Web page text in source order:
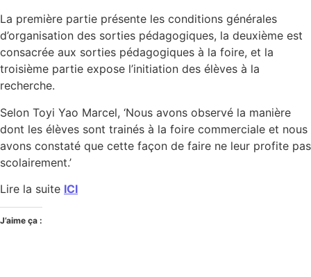
La première partie présente les conditions générales
d’organisation des sorties pédagogiques, la deuxième est
consacrée aux sorties pédagogiques à la foire, et la
troisième partie expose l’initiation des élèves à la
recherche.
Selon Toyi Yao Marcel, ‘Nous avons observé la manière
dont les élèves sont trainés à la foire commerciale et nous
avons constaté que cette façon de faire ne leur profite pas
scolairement.’
Lire la suite ICI
J’aime ça :